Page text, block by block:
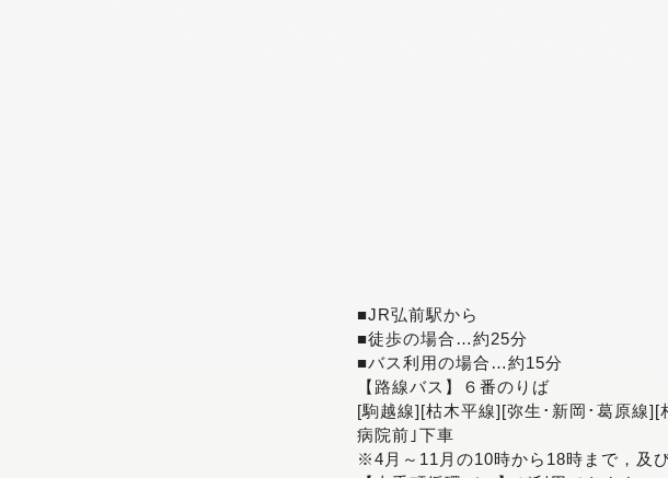
■JR弘前駅から
■徒歩の場合…約25分
■バス利用の場合…約15分
【路線バス】６番のりば
[駒越線][枯木平線][弥生･新岡･葛原線
病院前｣下車
※4月～11月の10時から18時まで，及